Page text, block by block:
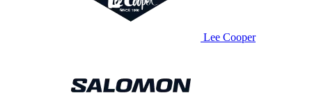
Lee Cooper